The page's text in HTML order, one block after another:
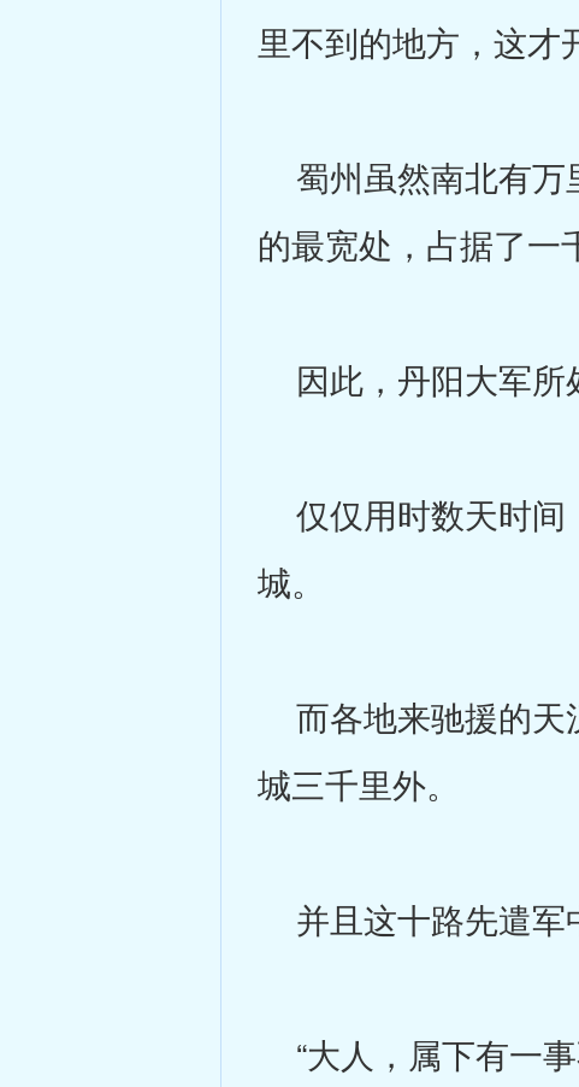
里不到的地方，这才
蜀州虽然南北有万
的最宽处，占据了一
因此，丹阳大军所
仅仅用时数天时间
城。
而各地来驰援的天
城三千里外。
并且这十路先遣军
“大人，属下有一